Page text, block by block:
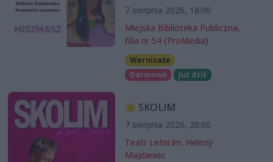
7 sierpnia 2026, 18:00
Miejska Biblioteka Publiczna,
filia nr 54 (ProMedia)
Wernisaże
Darmowe
Już dziś
SKOLIM
7 sierpnia 2026, 20:00
Teatr Letni im. Heleny
Majdaniec